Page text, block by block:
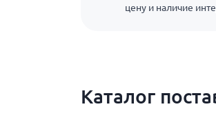
цену и наличие
Каталог